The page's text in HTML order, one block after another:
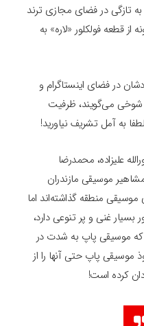
تازگی در فضای مجازی ترند
قطعه فولکلور «لاره» به
در فضای اینستاگرام و
شوخی می‌گویند، ظرفیت
به آمل تشریف نیاورید!
علیزاده، محمدرضا
موسیقی مازندران
منطقه گذاشته‌اند اما
بسیار غنی و پر تنوعی دارد،
موسیقی پاپ به شدت در
موسیقی پاپ حتی آنها را از
کرده است!